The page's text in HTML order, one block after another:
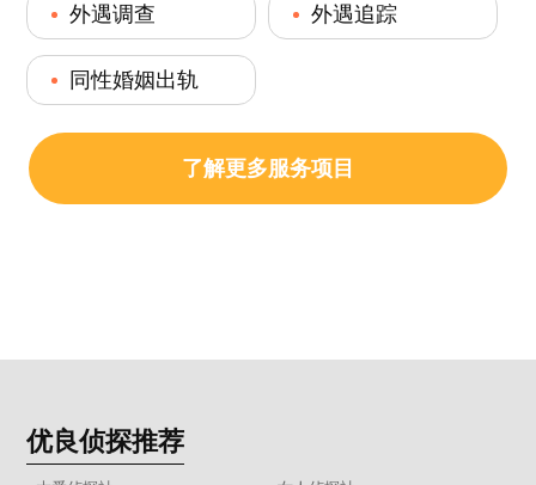
外遇调查 外遇追踪
同性婚姻出轨
了解更多服务项目
优良侦探推荐